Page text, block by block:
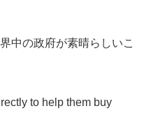
中の政府が素晴らしいこ
to help them buy